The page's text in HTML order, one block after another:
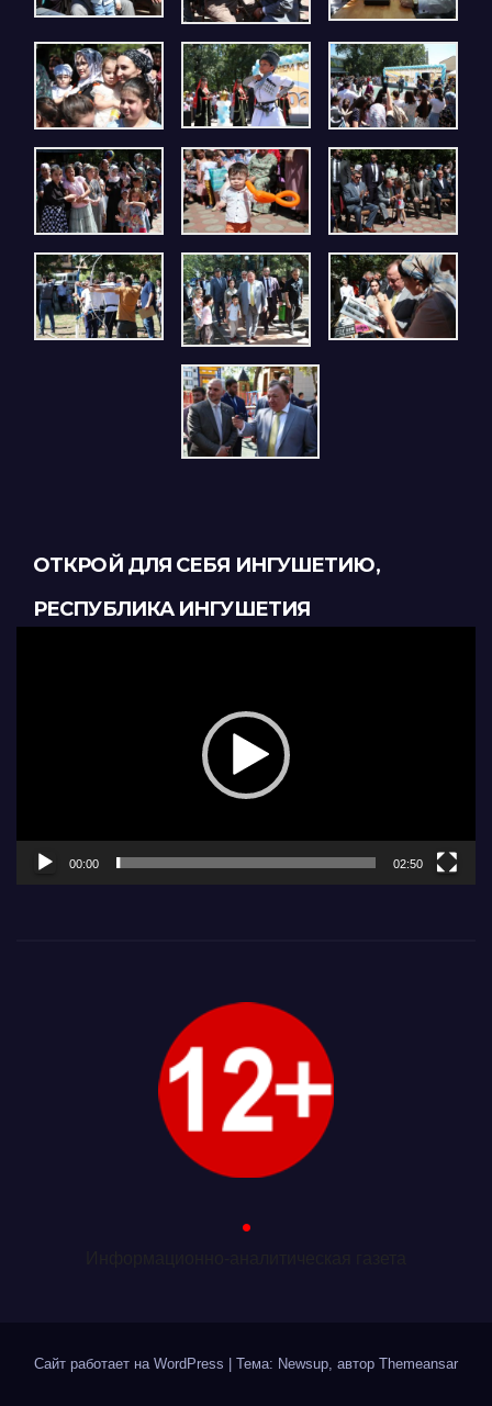
ОТКРОЙ ДЛЯ СЕБЯ ИНГУШЕТИЮ,
РЕСПУБЛИКА ИНГУШЕТИЯ
00:00 02:50
.
Сайт работает на WordPress | Тема: Newsup, автор Themeansar